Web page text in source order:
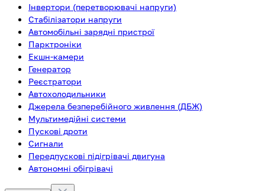
Інвертори (перетворювачі напруги)
Стабілізатори напруги
Автомобільні зарядні пристрої
Парктроніки
Екшн-камери
Генератор
Реєстратори
Автохолодильники
Джерела безперебійного живлення (ДБЖ)
Мультимедійні системи
Пускові дроти
Сигнали
Передпускові підігрівачі двигуна
Автономні обігрівачі